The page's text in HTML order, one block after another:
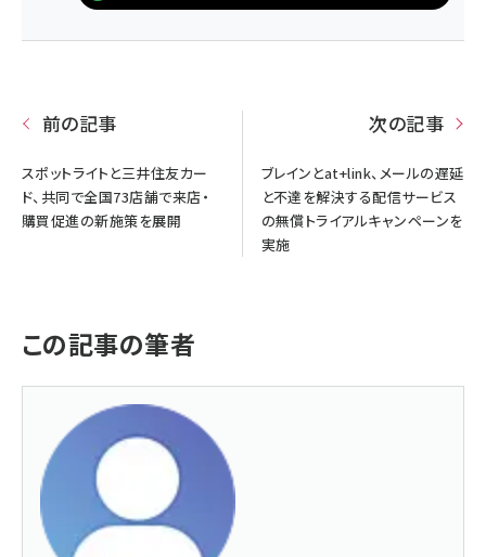
前の記事
スポットライトと三井住友カー
ド、共同で全国73店舗で来店・
購買促進の新施策を展開
次の記事
ブレインとat+link、メールの遅延
と不達を解決する配信サービス
の無償トライアルキャンペーンを
実施
この記事の筆者